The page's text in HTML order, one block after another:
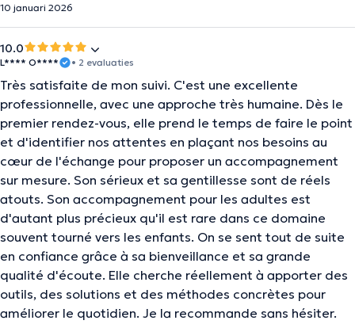
10 januari 2026
10.0
L**** O**** • 2 evaluaties
Très satisfaite de mon suivi. C'est une excellente
professionnelle, avec une approche très humaine. Dès le
premier rendez-vous, elle prend le temps de faire le point
et d'identifier nos attentes en plaçant nos besoins au
cœur de l'échange pour proposer un accompagnement
sur mesure. Son sérieux et sa gentillesse sont de réels
atouts. Son accompagnement pour les adultes est
d'autant plus précieux qu'il est rare dans ce domaine
souvent tourné vers les enfants. On se sent tout de suite
en confiance grâce à sa bienveillance et sa grande
qualité d'écoute. Elle cherche réellement à apporter des
outils, des solutions et des méthodes concrètes pour
améliorer le quotidien. Je la recommande sans hésiter.